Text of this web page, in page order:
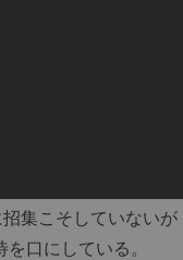
集こそしていないが
口にしている。